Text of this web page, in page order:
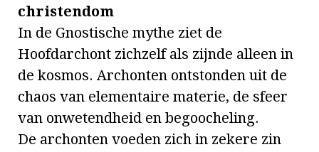
christendom
In de Gnostische mythe ziet de
Hoofdarchont zichzelf als zijnde alleen in
de kosmos. Archonten ontstonden uit de
chaos van elementaire materie, de sfeer
van onwetendheid en begoocheling.
De archonten voeden zich in zekere zin